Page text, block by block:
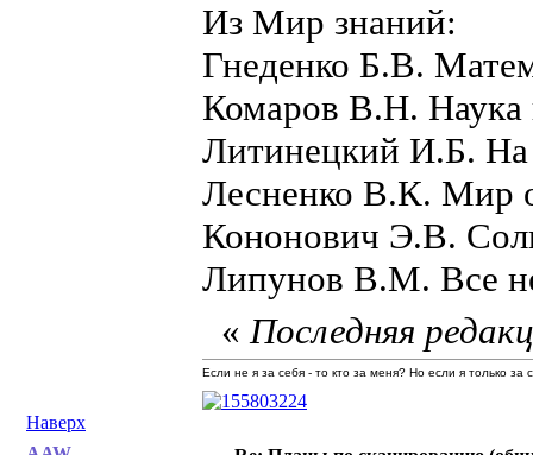
Из Мир знаний:
Гнеденко Б.В.
Комаров В.Н.
Литинецкий И.Б. На
Лесненко В.К. Мир
Кононович Э.В.
Липунов В.М. Все
Наверх
«Последняя
Если не я за себя - то кто за меня? Но если я только